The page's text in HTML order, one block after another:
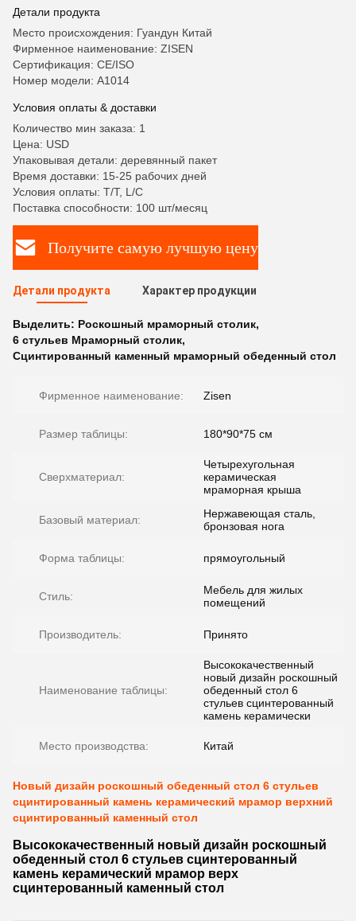
Детали продукта
Место происхождения: Гуандун Китай
Фирменное наименование: ZISEN
Сертификация: CE/ISO
Номер модели: А1014
Условия оплаты & доставки
Количество мин заказа: 1
Цена: USD
Упаковывая детали: деревянный пакет
Время доставки: 15-25 рабочих дней
Условия оплаты: T/T, L/C
Поставка способности: 100 шт/месяц
Получите самую лучшую цену
Детали продукта Характер продукции
Выделить: Роскошный мраморный столик,
6 стульев Мраморный столик,
Сцинтированный каменный мраморный обеденный стол
Фирменное наименование: Zisen
Размер таблицы: 180*90*75 см
Сверхматериал:
Четырехугольная
керамическая
мраморная крыша
Базовый материал:
Нержавеющая сталь,
бронзовая нога
Форма таблицы: прямоугольный
Стиль:
Мебель для жилых
помещений
Производитель: Принято
Наименование таблицы:
Высококачественный
новый дизайн роскошный
обеденный стол 6
стульев сцинтерованный
камень керамически
Место производства: Китай
Новый дизайн роскошный обеденный стол 6 стульев
сцинтированный камень керамический мрамор верхний
сцинтированный каменный стол
Высококачественный новый дизайн роскошный
обеденный стол 6 стульев сцинтерованный
камень керамический мрамор верх
сцинтерованный каменный стол